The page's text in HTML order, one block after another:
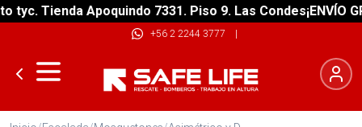
Tienda Apoquindo 7331. Piso 9. Las Condes¡ENVÍO
+56 2 2244 3777 |